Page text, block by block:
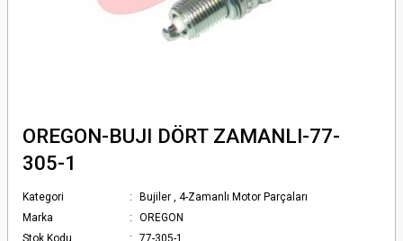
OREGON-BUJI DÖRT ZAMANLI-77-
305-1
Kategori Bujiler ,4-Zamanlı Motor Parçaları
Marka
OREGON
Stok Kodu
77-305-1